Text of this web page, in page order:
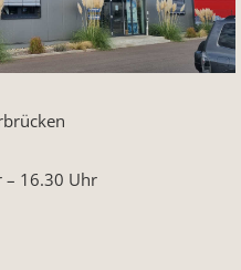
– 16.30 Uhr